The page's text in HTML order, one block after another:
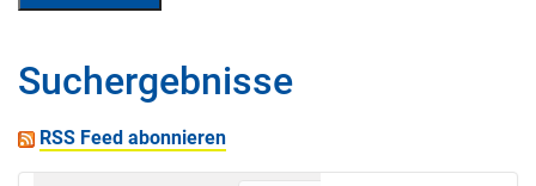
Suchergebnisse
RSS Feed abonnieren